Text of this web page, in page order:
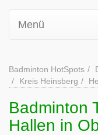
Menü
Badminton HotSpots
Kreis Heinsberg
Badminton
Hallen in